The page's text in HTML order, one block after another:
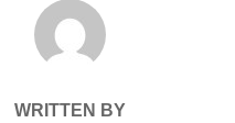
POST AUTHOR
WRITTEN BY